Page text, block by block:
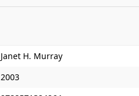
Janet H. Murray
2003